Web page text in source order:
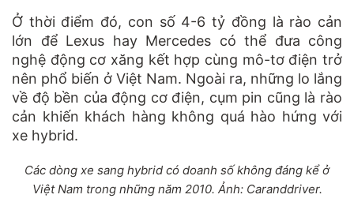
Ở thời điểm đó, con số 4-6 tỷ đồng là rào cản
lớn để Lexus hay Mercedes có thể đưa công
nghệ động cơ xăng kết hợp cùng mô-tơ điện trở
nên phổ biến ở Việt Nam. Ngoài ra, những lo lắng
về độ bền của động cơ điện, cụm pin cũng là rào
cản khiến khách hàng không quá hào hứng với
xe hybrid.
Các dòng xe sang hybrid có doanh số không đáng kể ở
Việt Nam trong những năm 2010. Ảnh: Caranddriver.